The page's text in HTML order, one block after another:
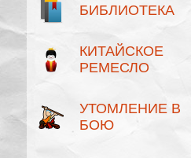
БИБЛИОТЕКА
КИТАЙСКОЕ
РЕМЕСЛО
УТОМЛЕНИЕ В
БОЮ